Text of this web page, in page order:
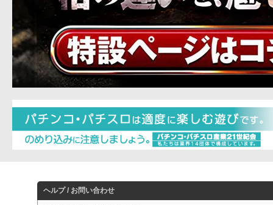
ヘルプ / お問い合わせ